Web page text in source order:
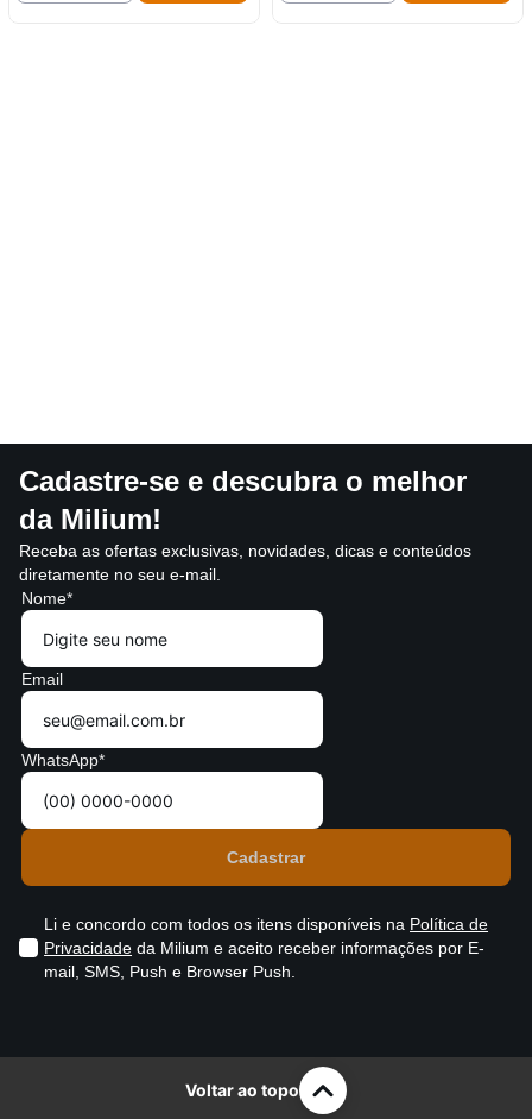
Cadastre-se e descubra o melhor
da Milium!
Receba as ofertas exclusivas, novidades, dicas e conteúdos
diretamente no seu e-mail.
Nome*
Email
WhatsApp*
Li e concordo com todos os itens disponíveis na Política de
Privacidade da Milium e aceito receber informações por E-
mail, SMS, Push e Browser Push.
Voltar ao topo